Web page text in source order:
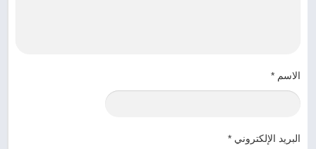
الاسم *
البريد الإلكتروني *